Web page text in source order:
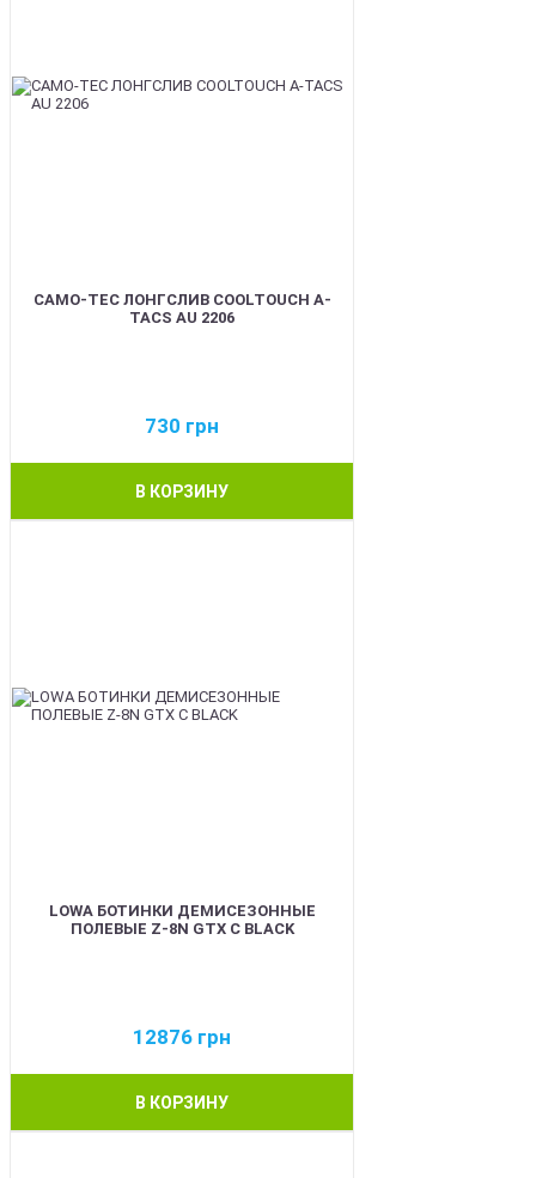
CAMO-TEC ЛОНГСЛИВ COOLTOUCH A-
TACS AU 2206
730 грн
В КОРЗИНУ
LOWA БОТИНКИ ДЕМИСЕЗОННЫЕ
ПОЛЕВЫЕ Z-8N GTX C BLACK
12876 грн
В КОРЗИНУ